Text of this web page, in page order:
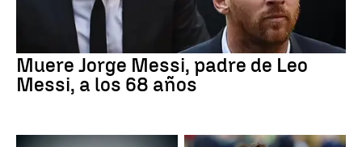
Muere Jorge Messi, padre de Leo
Messi, a los 68 años